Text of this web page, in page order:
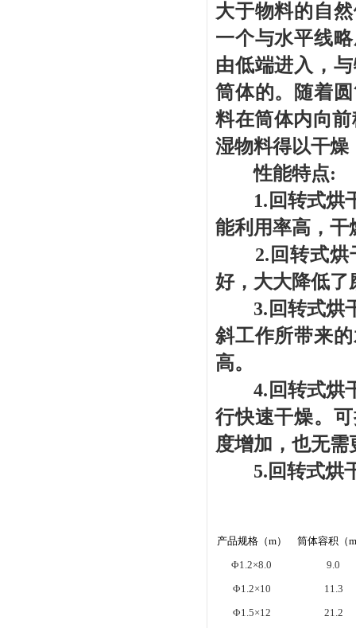
大于物料的自
一个与水平线
由低端进入，
筒体的。随着
料在筒体内向
湿物料得以干燥
性能特点:
1.回转式烘干
能利用率高，干
2.回转式烘干
好，大大降低了
3.回转式烘干
斜工作所带来
高。
4.回转式烘干
行快速干燥。
度增加，也无需
5.回转式烘干
产品规格（m）
筒体容积（
Φ1.2×8.0
9.0
Φ1.2×10
11.3
Φ1.5×12
21.2